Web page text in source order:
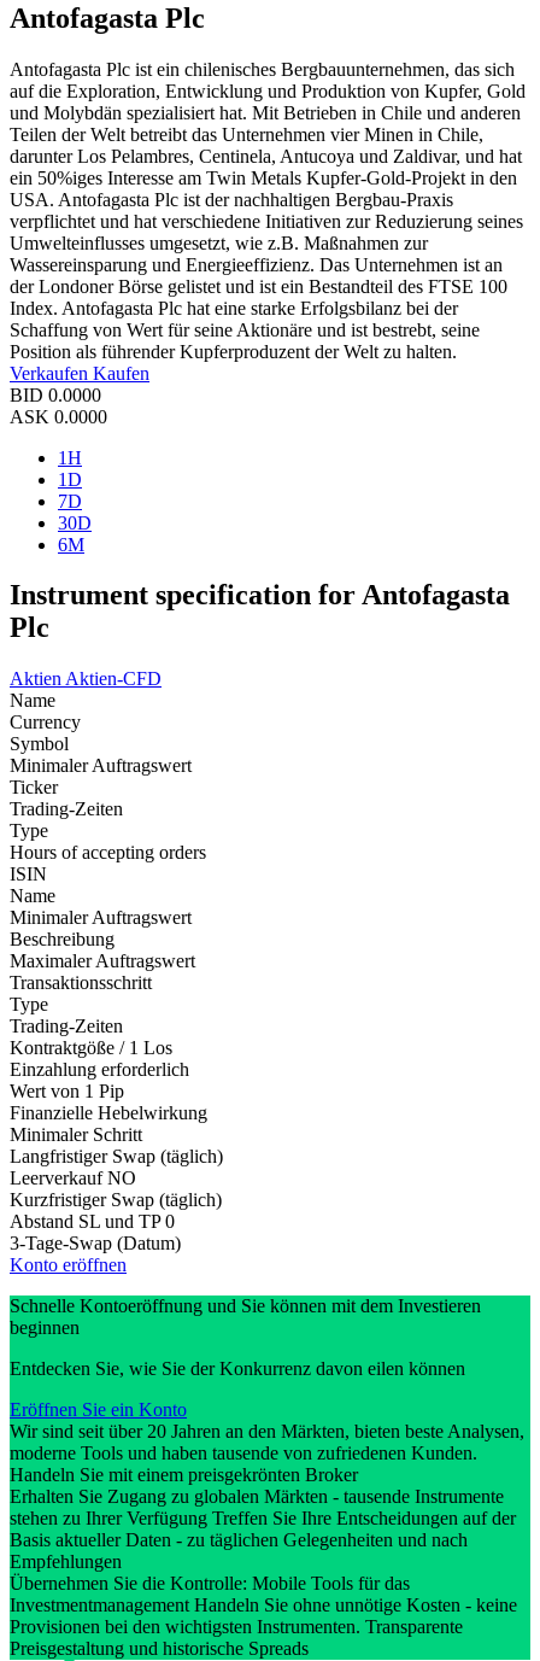
Antofagasta Plc
Antofagasta Plc ist ein chilenisches Bergbauunternehmen, das sich
auf die Exploration, Entwicklung und Produktion von Kupfer, Gold
und Molybdän spezialisiert hat. Mit Betrieben in Chile und anderen
Teilen der Welt betreibt das Unternehmen vier Minen in Chile,
darunter Los Pelambres, Centinela, Antucoya und Zaldivar, und hat
ein 50%iges Interesse am Twin Metals Kupfer-Gold-Projekt in den
USA. Antofagasta Plc ist der nachhaltigen Bergbau-Praxis
verpflichtet und hat verschiedene Initiativen zur Reduzierung seines
Umwelteinflusses umgesetzt, wie z.B. Maßnahmen zur
Wassereinsparung und Energieeffizienz. Das Unternehmen ist an
der Londoner Börse gelistet und ist ein Bestandteil des FTSE 100
Index. Antofagasta Plc hat eine starke Erfolgsbilanz bei der
Schaffung von Wert für seine Aktionäre und ist bestrebt, seine
Position als führender Kupferproduzent der Welt zu halten.
Verkaufen Kaufen
BID 0.0000
ASK 0.0000
1H
1D
7D
30D
6M
Instrument specification for Antofagasta
Plc
Aktien Aktien-CFD
Name
Currency
Symbol
Minimaler Auftragswert
Ticker
Trading-Zeiten
Type
Hours of accepting orders
ISIN
Name
Minimaler Auftragswert
Beschreibung
Maximaler Auftragswert
Transaktionsschritt
Type
Trading-Zeiten
Kontraktgöße / 1 Los
Einzahlung erforderlich
Wert von 1 Pip
Finanzielle Hebelwirkung
Minimaler Schritt
Langfristiger Swap (täglich)
Leerverkauf NO
Kurzfristiger Swap (täglich)
Abstand SL und TP 0
3-Tage-Swap (Datum)
Konto eröffnen
Schnelle Kontoeröffnung und Sie können mit dem Investieren
beginnen
Entdecken Sie, wie Sie der Konkurrenz davon eilen können
Eröffnen Sie ein Konto
Wir sind seit über 20 Jahren an den Märkten, bieten beste Analysen,
moderne Tools und haben tausende von zufriedenen Kunden.
Handeln Sie mit einem preisgekrönten Broker
Erhalten Sie Zugang zu globalen Märkten - tausende Instrumente
stehen zu Ihrer Verfügung Treffen Sie Ihre Entscheidungen auf der
Basis aktueller Daten - zu täglichen Gelegenheiten und nach
Empfehlungen
Übernehmen Sie die Kontrolle: Mobile Tools für das
Investmentmanagement Handeln Sie ohne unnötige Kosten - keine
Provisionen bei den wichtigsten Instrumenten. Transparente
Preisgestaltung und historische Spreads